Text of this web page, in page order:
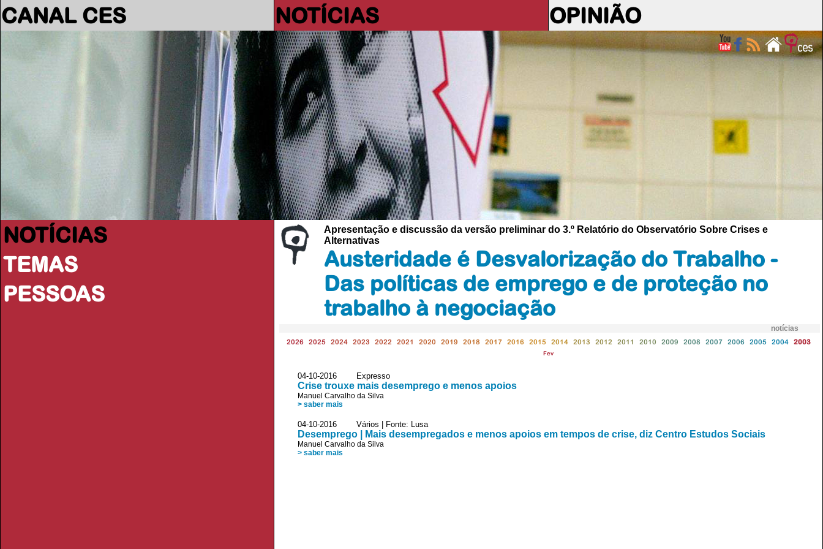
CANAL CES NOTÍCIAS OPINIÃO
NOTÍCIAS
TEMAS
PESSOAS
Apresentação e discussão da versão preliminar do 3.º Relatório do Observatório Sobre Crises e
Alternativas
Austeridade é Desvalorização do Trabalho -
Das políticas de emprego e de proteção no
trabalho à negociação
notícias
2026 2025 2024 2023 2022 2021 2020 2019 2018 2017 2016 2015 2014 2013 2012 2011 2010 2009 2008 2007 2006 2005 2004 2003
Fev
04-10-2016 Expresso
Crise trouxe mais desemprego e menos apoios
Manuel Carvalho da Silva
> saber mais
04-10-2016 Vários | Fonte: Lusa
Desemprego | Mais desempregados e menos apoios em tempos de crise, diz Centro Estudos Sociais
Manuel Carvalho da Silva
> saber mais